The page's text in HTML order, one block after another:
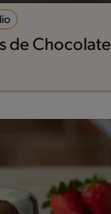
de Chocolate